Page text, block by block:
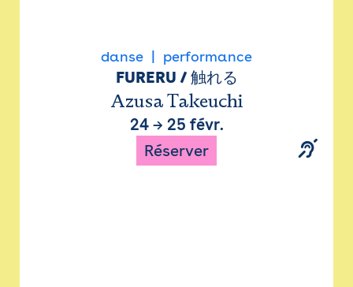
danse performance
FURERU / 触れる
Azusa Takeuchi
24→ 25 févr.
Réserver